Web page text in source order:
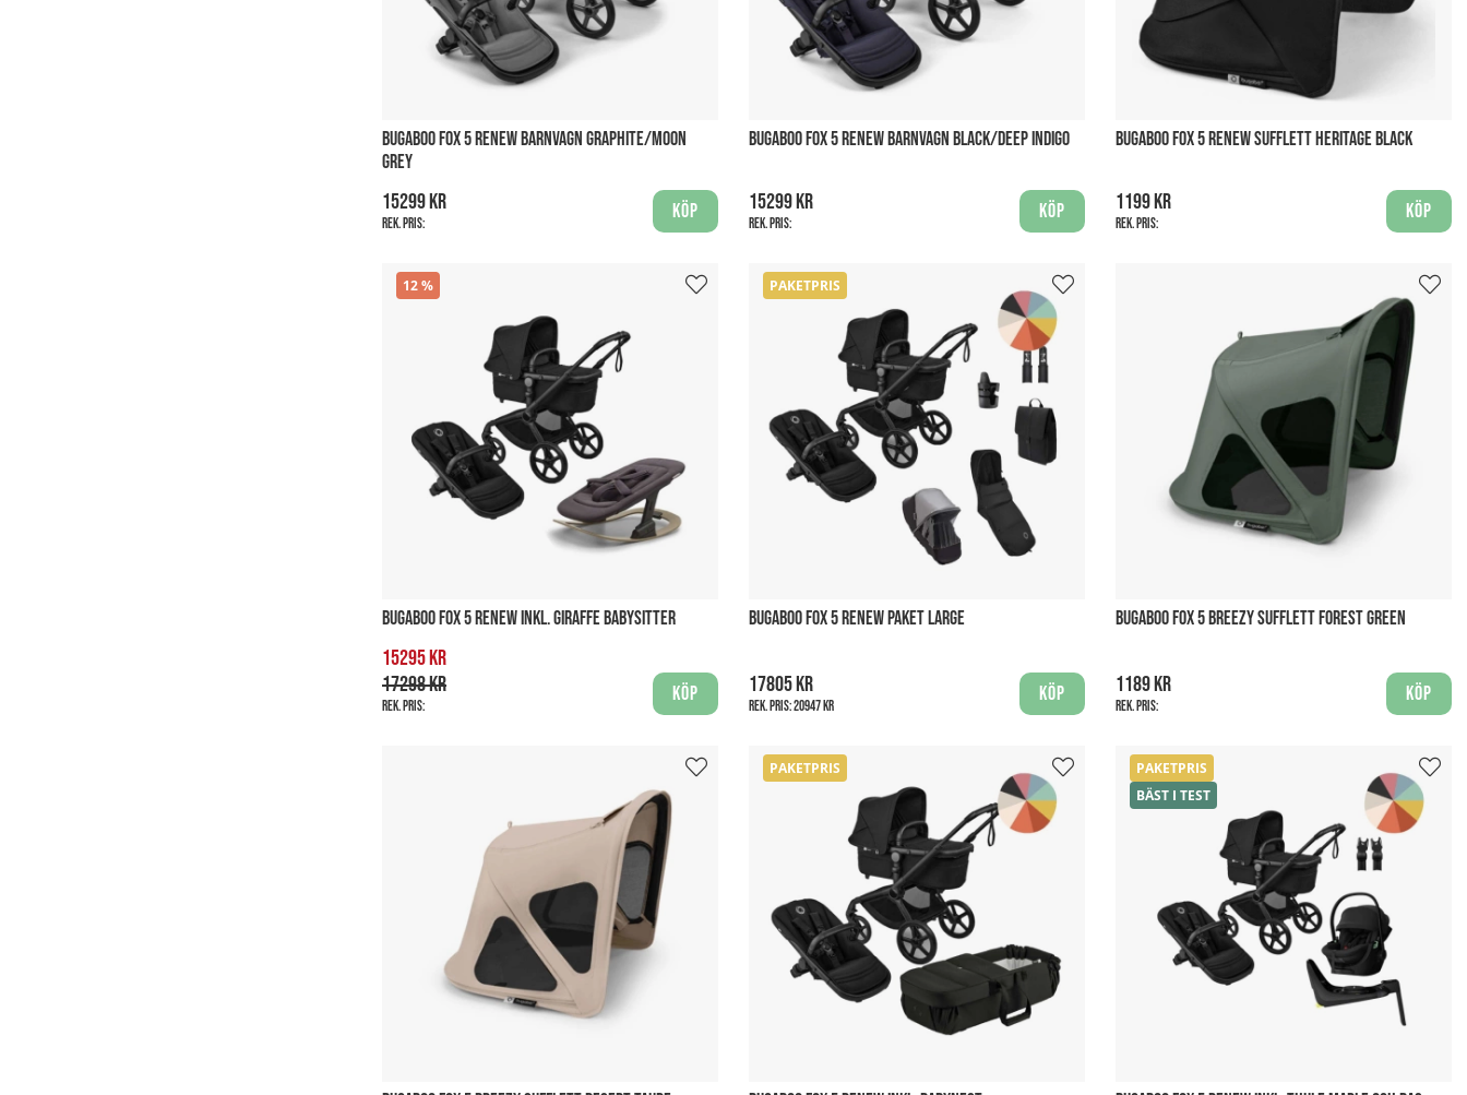
BUGABOO FOX 5 RENEW BARNVAGN GRAPHITE/MOON
GREY
15299 kr
Rek. pris:
Köp
BUGABOO FOX 5 RENEW BARNVAGN BLACK/DEEP INDIGO
15299 kr
Rek. pris:
Köp
BUGABOO FOX 5 RENEW SUFFLETT HERITAGE BLACK
1199 kr
Rek. pris:
Köp
12
BUGABOO FOX 5 RENEW INKL. GIRAFFE BABYSITTER
15295 kr
17298 kr
Rek. pris:
Köp
PAKETPRIS
BUGABOO FOX 5 RENEW PAKET LARGE
17805 kr
Rek. pris:20947 kr
Köp
BUGABOO FOX 5 BREEZY SUFFLETT FOREST GREEN
1189 kr
Rek. pris:
Köp
PAKETPRIS
PAKETPRIS
BÄST I TEST